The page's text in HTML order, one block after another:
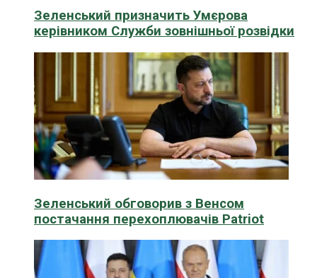
Зеленський призначить Умєрова
керівником Служби зовнішньої розвідки
Зеленський обговорив з Венсом
постачання перехоплювачів Patriot